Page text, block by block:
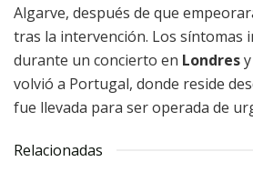
Algarve, después de que
tras la intervención. Los síntomas
durante un concierto en Londres
volvió a Portugal, donde reside
fue llevada para ser operada de
Relacionadas